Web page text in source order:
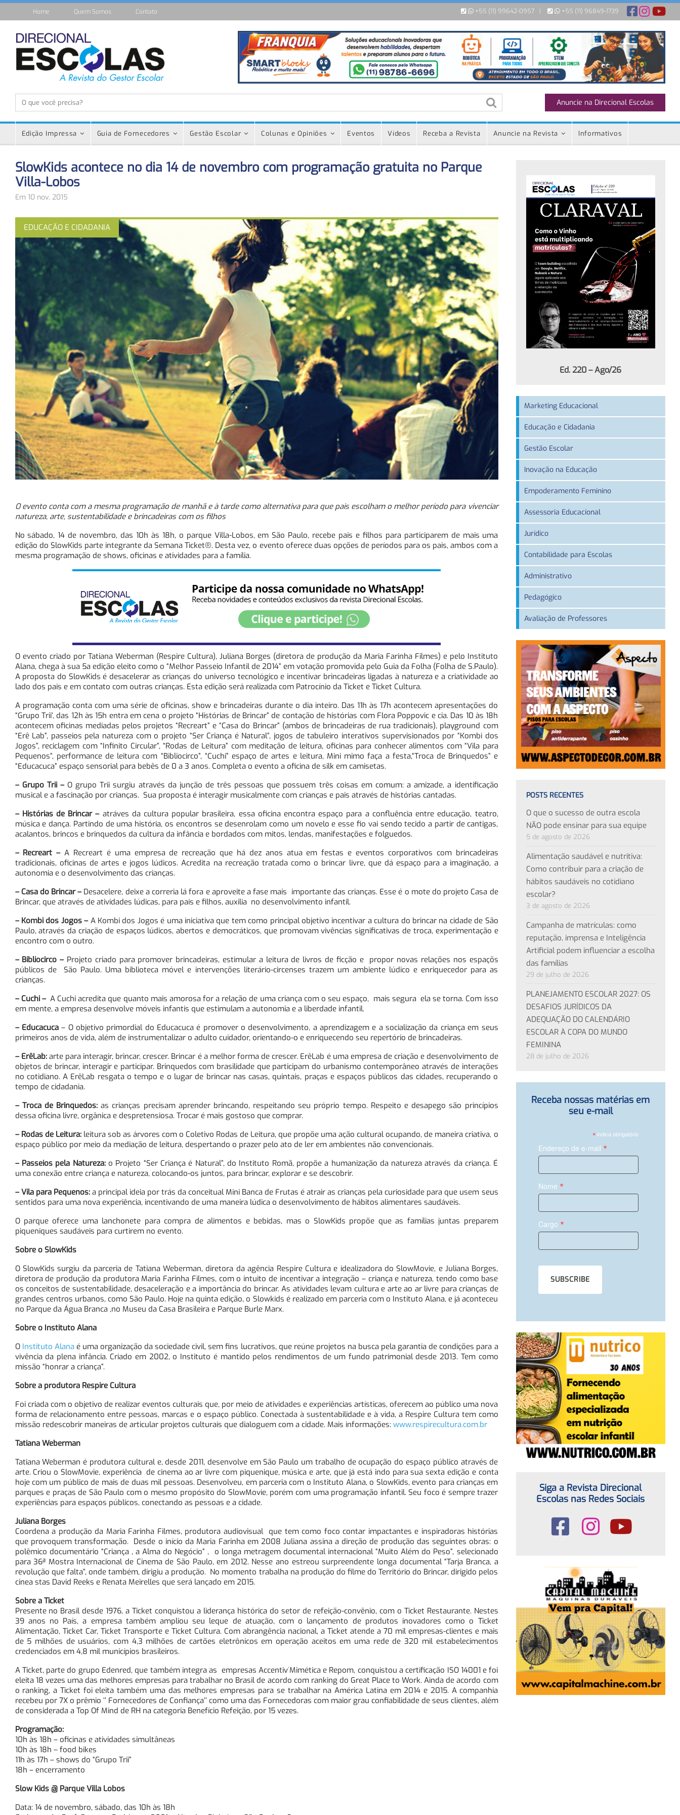
+55 (11) 99642-0957 | +55 (11) 96849-1739
Home Quem Somos Contato
Anuncie na Direcional Escolas
Edição Impressa Guia de Fornecedores Gestão Escolar Colunas e Opiniões Eventos Vídeos Receba a Revista Anuncie na Revista Informativos
SlowKids acontece no dia 14 de novembro com programação gratuita no Parque
Villa-Lobos
Em 10 nov, 2015
EDUCAÇÃO E CIDADANIA
O evento conta com a mesma programação de manhã e à tarde como alternativa para que pais escolham o melhor período para vivenciar
natureza, arte, sustentabilidade e brincadeiras com os filhos
No sábado, 14 de novembro, das 10h às 18h, o parque Villa-Lobos, em São Paulo, recebe pais e filhos para participarem de mais uma
edição do SlowKids parte integrante da Semana Ticket®. Desta vez, o evento oferece duas opções de períodos para os pais, ambos com a
mesma programação de shows, oficinas e atividades para a família.
O evento criado por Tatiana Weberman (Respire Cultura), Juliana Borges (diretora de produção da Maria Farinha Filmes) e pelo Instituto
Alana, chega à sua 5a edição eleito como o “Melhor Passeio Infantil de 2014” em votação promovida pelo Guia da Folha (Folha de S.Paulo).
A proposta do SlowKids é desacelerar as crianças do universo tecnológico e incentivar brincadeiras ligadas à natureza e a criatividade ao
lado dos pais e em contato com outras crianças. Esta edição será realizada com Patrocínio da Ticket e Ticket Cultura.
A programação conta com uma série de oficinas, show e brincadeiras durante o dia inteiro. Das 11h às 17h acontecem apresentações do
“Grupo Trii’, das 12h às 15h entra em cena o projeto “Histórias de Brincar” de contação de histórias com Flora Poppovic e cia. Das 10 às 18h
acontecem oficinas mediadas pelos projetos “Recreart” e “Casa do Brincar” (ambos de brincadeiras de rua tradicionais), playground com
“Erê Lab”, passeios pela natureza com o projeto “Ser Criança é Natural”, jogos de tabuleiro interativos supervisionados por “Kombi dos
Jogos”, reciclagem com “Infinito Circular”, “Rodas de Leitura” com meditação de leitura, oficinas para conhecer alimentos com “Vila para
Pequenos”, performance de leitura com “Bibliocirco”, “Cuchi” espaço de artes e leitura, Mini mimo faça a festa,“Troca de Brinquedos” e
“Educacuca” espaço sensorial para bebês de 0 a 3 anos. Completa o evento a oficina de silk em camisetas.
– Grupo Trii–O grupo Trii surgiu através da junção de três pessoas que possuem três coisas em comum: a amizade, a identificação
musical e a fascinação por crianças. Sua proposta é interagir musicalmente com crianças e pais através de histórias cantadas.
– Histórias de Brincar– atráves da cultura popular brasileira, essa oficina encontra espaço para a confluência entre educação, teatro,
música e dança. Partindo de uma história, os encontros se desenrolam como um novelo e esse fio vai sendo tecido a partir de cantigas,
acalantos, brincos e brinquedos da cultura da infância e bordados com mitos, lendas, manifestações e folguedos.
– Recreart –A Recreart é uma empresa de recreação que há dez anos atua em festas e eventos corporativos com brincadeiras
tradicionais, oficinas de artes e jogos lúdicos. Acredita na recreação tratada como o brincar livre, que dá espaço para a imaginação, a
autonomia e o desenvolvimento das crianças.
– Casa do Brincar– Desacelere, deixe a correria lá fora e aproveite a fase mais importante das crianças. Esse é o mote do projeto Casa de
Brincar, que através de atividades lúdicas, para pais e filhos, auxilia no desenvolvimento infantil.
– Kombi dos Jogos– A Kombi dos Jogos é uma iniciativa que tem como principal objetivo incentivar a cultura do brincar na cidade de São
Paulo, através da criação de espaços lúdicos, abertos e democráticos, que promovam vivências significativas de troca, experimentação e
encontro com o outro.
– Bibliocirco – Projeto criado para promover brincadeiras, estimular a leitura de livros de ficção e propor novas relações nos espaçõs
públicos de São Paulo. Uma biblioteca móvel e intervenções literário-circenses trazem um ambiente lúdico e enriquecedor para as
crianças.
– Cuchi–A Cuchi acredita que quanto mais amorosa for a relação de uma criança com o seu espaço, mais segura ela se torna. Com isso
em mente, a empresa desenvolve móveis infantis que estimulam a autonomia e a liberdade infantil.
– Educacuca– O objetivo primordial do Educacuca é promover o desenvolvimento, a aprendizagem e a socialização da criança em seus
primeiros anos de vida, além de instrumentalizar o adulto cuidador, orientando-o e enriquecendo seu repertório de brincadeiras.
– ErêLab:arte para interagir, brincar, crescer. Brincar é a melhor forma de crescer. ErêLab é uma empresa de criação e desenvolvimento de
objetos de brincar, interagir e participar. Brinquedos com brasilidade que participam do urbanismo contemporâneo através de interações
no cotidiano. A ErêLab resgata o tempo e o lugar de brincar nas casas, quintais, praças e espaços públicos das cidades, recuperando o
tempo de cidadania.
– Troca de Brinquedos: as crianças precisam aprender brincando, respeitando seu próprio tempo. Respeito e desapego são princípios
dessa oficina livre, orgânica e despretensiosa. Trocar é mais gostoso que comprar.
– Rodas de Leitura:leitura sob as árvores com o Coletivo Rodas de Leitura, que propõe uma ação cultural ocupando, de maneira criativa, o
espaço público por meio da mediação de leitura, despertando o prazer pelo ato de ler em ambientes não convencionais.
– Passeios pela Natureza:o Projeto “Ser Criança é Natural”, do Instituto Romã, propõe a humanização da natureza através da criança. É
uma conexão entre criança e natureza, colocando-os juntos, para brincar, explorar e se descobrir.
– Vila para Pequenos:a principal ideia por trás da conceitual Mini Banca de Frutas é atrair as crianças pela curiosidade para que usem seus
sentidos para uma nova experiência, incentivando de uma maneira lúdica o desenvolvimento de hábitos alimentares saudáveis.
O parque oferece uma lanchonete para compra de alimentos e bebidas, mas o SlowKids propõe que as famílias juntas preparem
piqueniques saudáveis para curtirem no evento.
Sobre o SlowKids
O SlowKids surgiu da parceria de Tatiana Weberman, diretora da agência Respire Cultura e idealizadora do SlowMovie, e Juliana Borges,
diretora de produção da produtora Maria Farinha Filmes, com o intuito de incentivar a integração – criança e natureza, tendo como base
os conceitos de sustentabilidade, desaceleração e a importância do brincar. As atividades levam cultura e arte ao ar livre para crianças de
grandes centros urbanos, como São Paulo. Hoje na quinta edição, o Slowkids é realizado em parceria com o Instituto Alana, e já aconteceu
no Parque da Água Branca ,no Museu da Casa Brasileira e Parque Burle Marx.
Sobre o Instituto Alana
O Instituto Alana é uma organização da sociedade civil, sem fins lucrativos, que reúne projetos na busca pela garantia de condições para a
vivência da plena infância. Criado em 2002, o Instituto é mantido pelos rendimentos de um fundo patrimonial desde 2013. Tem como
missão “honrar a criança”.
Sobre a produtora Respire Cultura
Foi criada com o objetivo de realizar eventos culturais que, por meio de atividades e experiências artísticas, oferecem ao público uma nova
forma de relacionamento entre pessoas, marcas e o espaço público. Conectada à sustentabilidade e à vida, a Respire Cultura tem como
missão redescobrir maneiras de articular projetos culturais que dialoguem com a cidade. Mais informações: www.respirecultura.com.br
Tatiana Weberman
Tatiana Weberman é produtora cultural e, desde 2011, desenvolve em São Paulo um trabalho de ocupação do espaço público através de
arte. Criou o SlowMovie, experiência de cinema ao ar livre com piquenique, música e arte, que já está indo para sua sexta edição e conta
hoje com um público de mais de duas mil pessoas. Desenvolveu, em parceria com o Instituto Alana, o SlowKids, evento para crianças em
parques e praças de São Paulo com o mesmo propósito do SlowMovie, porém com uma programação infantil. Seu foco é sempre trazer
experiências para espaços públicos, conectando as pessoas e a cidade.
Juliana Borges
Coordena a produção da Maria Farinha Filmes, produtora audiovisual que tem como foco contar impactantes e inspiradoras histórias
que provoquem transformação. Desde o início da Maria Farinha em 2008 Juliana assina a direção de produção das seguintes obras: o
polêmico documentário “Criança , a Alma do Negócio” , o longa metragem documental internacional “Muito Além do Peso”, selecionado
para 36ª Mostra Internacional de Cinema de São Paulo, em 2012. Nesse ano estreou surpreendente longa documental “Tarja Branca, a
revolução que falta”, onde também, dirigiu a produção. No momento trabalha na produção do filme do Território do Brincar, dirigido pelos
cinea stas David Reeks e Renata Meirelles que será lançado em 2015.
Sobre a Ticket
Presente no Brasil desde 1976, a Ticket conquistou a liderança histórica do setor de refeição-convênio, com o Ticket Restaurante. Nestes
39 anos no País, a empresa também ampliou seu leque de atuação, com o lançamento de produtos inovadores como o Ticket
Alimentação, Ticket Car, Ticket Transporte e Ticket Cultura. Com abrangência nacional, a Ticket atende a 70 mil empresas-clientes e mais
de 5 milhões de usuários, com 4,3 milhões de cartões eletrônicos em operação aceitos em uma rede de 320 mil estabelecimentos
credenciados em 4,8 mil municípios brasileiros.
A Ticket, parte do grupo Edenred, que também integra as empresas Accentiv´Mimética e Repom, conquistou a certificação ISO 14001 e foi
eleita 18 vezes uma das melhores empresas para trabalhar no Brasil de acordo com ranking do Great Place to Work. Ainda de acordo com
o ranking, a Ticket foi eleita também uma das melhores empresas para se trabalhar na América Latina em 2014 e 2015. A companhia
recebeu por 7X o prêmio ‘’ Fornecedores de Confiança’’ como uma das Fornecedoras com maior grau confiabilidade de seus clientes, além
de considerada a Top Of Mind de RH na categoria Benefício Refeição, por 15 vezes.
Programação:
10h às 18h – oficinas e atividades simultâneas
10h às 18h – food bikes
11h às 17h – shows do “Grupo Trii”
18h – encerramento
Slow Kids @ Parque Villa Lobos
Data: 14 de novembro, sábado, das 10h às 18h
Ed. 220 – Ago/26
Marketing Educacional
Educação e Cidadania
Gestão Escolar
Inovação na Educação
Empoderamento Feminino
Assessoria Educacional
Jurídico
Contabilidade para Escolas
Administrativo
Pedagógico
Avaliação de Professores
POSTS RECENTES
O que o sucesso de outra escola
NÃO pode ensinar para sua equipe
5 de agosto de 2026
Alimentação saudável e nutritiva:
Como contribuir para a criação de
hábitos saudáveis no cotidiano
escolar?
3 de agosto de 2026
Campanha de matrículas: como
reputação, imprensa e Inteligência
Artificial podem influenciar a escolha
das famílias
29 de julho de 2026
PLANEJAMENTO ESCOLAR 2027: OS
DESAFIOS JURÍDICOS DA
ADEQUAÇÃO DO CALENDÁRIO
ESCOLAR À COPA DO MUNDO
FEMININA
28 de julho de 2026
Receba nossas matérias em
seu e-mail
* indica obrigatório
Endereço de e-mail *
Nome *
Cargo *
Siga a Revista Direcional
Escolas nas Redes Sociais